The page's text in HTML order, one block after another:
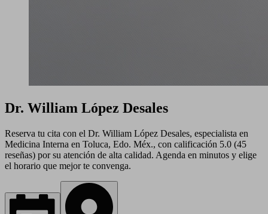
Dr. William López Desales
Reserva tu cita con el Dr. William López Desales, especialista en
Medicina Interna en Toluca, Edo. Méx., con calificación 5.0 (45
reseñas) por su atención de alta calidad. Agenda en minutos y elige
el horario que mejor te convenga.